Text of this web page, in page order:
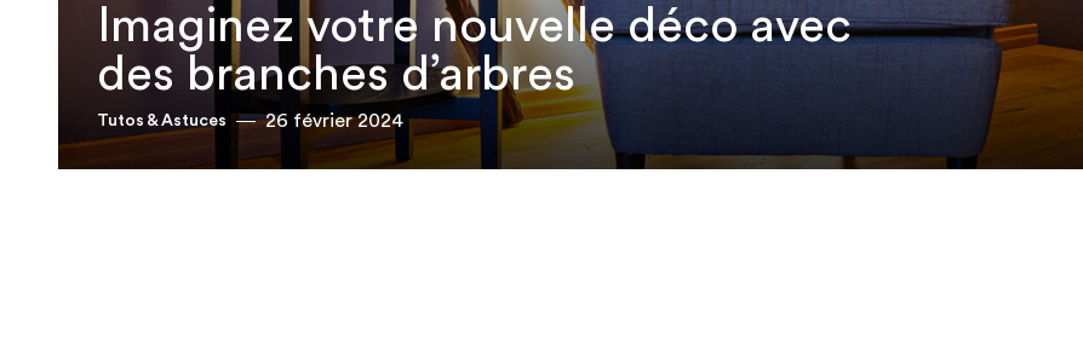
Tutos & Astuces 26 février 2024
Imaginez votre nouvelle déco avec
des branches d’arbres